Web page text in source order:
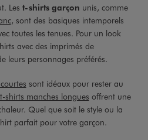
Les t-shirts garçon unis, comme
, sont des basiques intemporels
toutes les tenues. Pour un look
avec des imprimés de
leurs personnages préférés.
sont idéaux pour rester au
t-shirts manches longues offrent une
Quel que soit le style ou la
parfait pour votre garçon.